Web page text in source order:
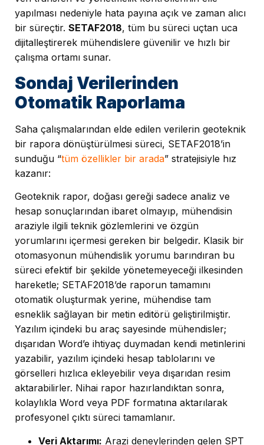
yapılması nedeniyle hata payına açık ve zaman alıcı
bir süreçtir. SETAF2018, tüm bu süreci uçtan uca
dijitalleştirerek mühendislere güvenilir ve hızlı bir
çalışma ortamı sunar.
Sondaj Verilerinden
Otomatik Raporlama
Saha çalışmalarından elde edilen verilerin geoteknik
bir rapora dönüştürülmesi süreci, SETAF2018’in
sunduğu “tüm özellikler bir arada” stratejisiyle hız
kazanır:
Geoteknik rapor, doğası gereği sadece analiz ve
hesap sonuçlarından ibaret olmayıp, mühendisin
araziyle ilgili teknik gözlemlerini ve özgün
yorumlarını içermesi gereken bir belgedir. Klasik bir
otomasyonun mühendislik yorumu barındıran bu
süreci efektif bir şekilde yönetemeyeceği ilkesinden
hareketle; SETAF2018’de raporun tamamını
otomatik oluşturmak yerine, mühendise tam
esneklik sağlayan bir metin editörü geliştirilmiştir.
Yazılım içindeki bu araç sayesinde mühendisler;
dışarıdan Word’e ihtiyaç duymadan kendi metinlerini
yazabilir, yazılım içindeki hesap tablolarını ve
görselleri hızlıca ekleyebilir veya dışarıdan resim
aktarabilirler. Nihai rapor hazırlandıktan sonra,
kolaylıkla Word veya PDF formatına aktarılarak
profesyonel çıktı süreci tamamlanır.
Veri Aktarımı: Arazi deneylerinden gelen SPT